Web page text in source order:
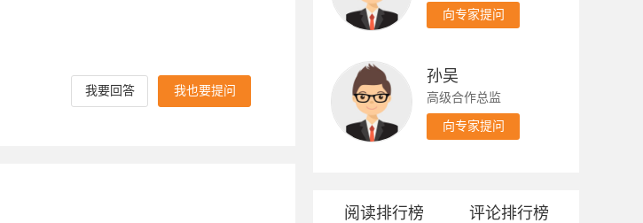
我要回答 我也要提问
向专家提问
孙吴
高级合作总监
向专家提问
阅读排行榜 评论排行榜